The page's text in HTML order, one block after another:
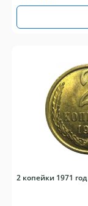
2 копейки 1971 год